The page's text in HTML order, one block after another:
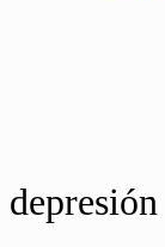
depresión